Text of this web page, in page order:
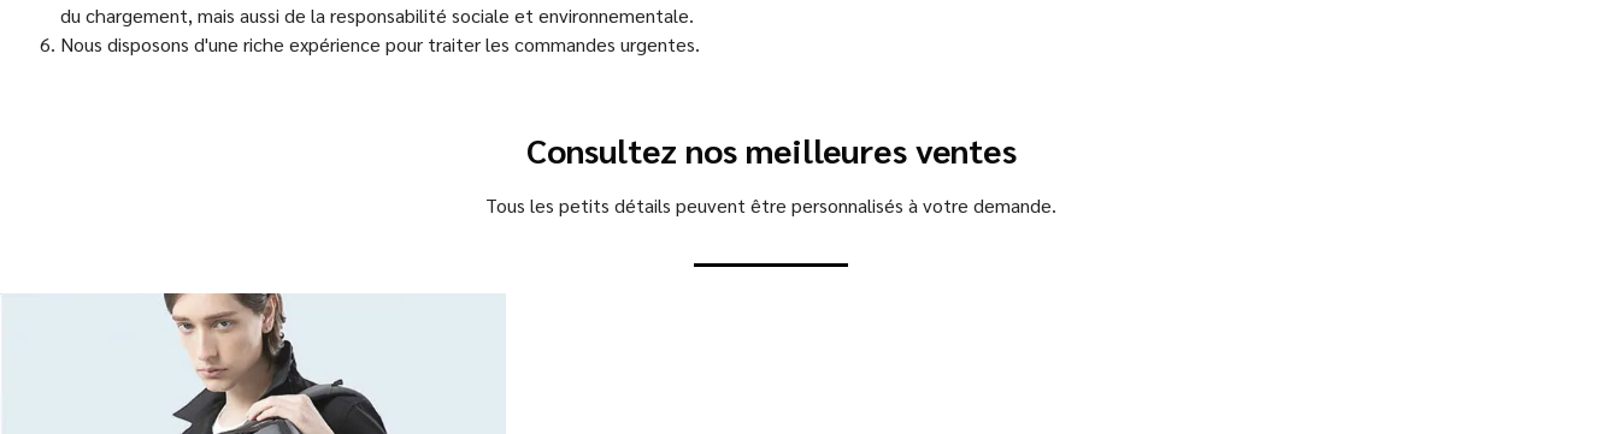
du chargement, mais aussi de la responsabilité sociale et environnementale.
Nous disposons d'une riche expérience pour traiter les commandes urgentes.
Consultez nos meilleures ventes
Tous les petits détails peuvent être personnalisés à votre demande.